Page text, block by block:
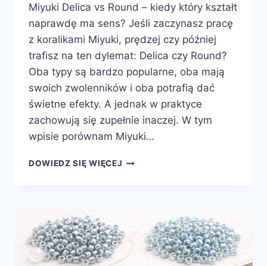
Miyuki Delica vs Round – kiedy który kształt
naprawdę ma sens? Jeśli zaczynasz pracę
z koralikami Miyuki, prędzej czy później
trafisz na ten dylemat: Delica czy Round?
Oba typy są bardzo popularne, oba mają
swoich zwolenników i oba potrafią dać
świetne efekty. A jednak w praktyce
zachowują się zupełnie inaczej. W tym
wpisie porównam Miyuki…
DOWIEDZ SIĘ WIĘCEJ MIYUKI